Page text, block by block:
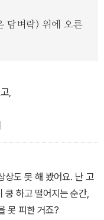
담벼락) 위에 오른
,
상도 못 해 봤어요. 난 고
쿵 하고 떨어지는 순간,
못 피한 거죠?